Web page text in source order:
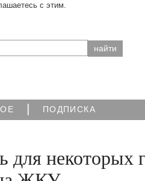
с этим.
| ПОДПИСКА
для некоторых